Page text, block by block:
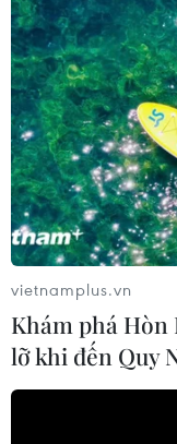
TIN CÙNG
Cần Thơ thúc
vietnamplus.vn
Khám phá
lỡ khi đến Quy